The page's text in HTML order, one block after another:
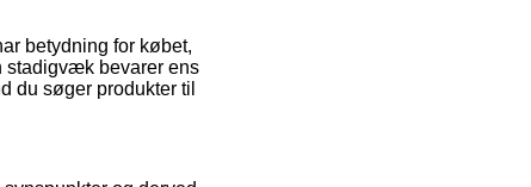
betydning for købet,
stadigvæk bevarer ens
du søger produkter til